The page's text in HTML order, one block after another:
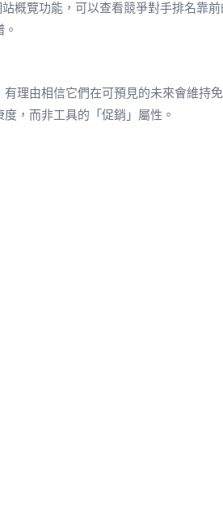
概覽功能，可以查看競爭對手排名
理由相信它們在可預見的未來會維持
，而非工具的「促銷」屬性。